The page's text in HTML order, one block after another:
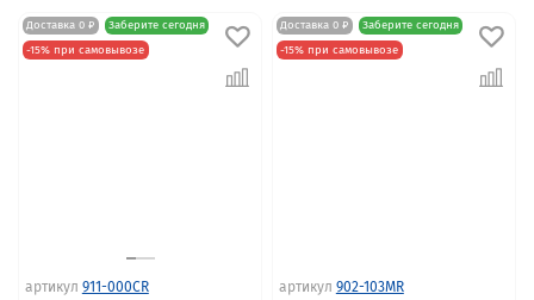
Доставка 0 ₽
Заберите сегодня
-15% при самовывозе
артикул 911-000CR
Доставка 0 ₽
Заберите сегодня
-15% при самовывозе
артикул 902-103MR